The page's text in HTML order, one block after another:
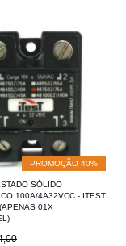
PROMOÇÃO 40%
SÓLIDO
100A/4A32VCC - ITEST
01X